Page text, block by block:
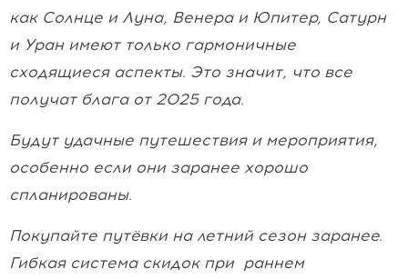
как Солнце и Луна, Венера и Юпитер, Сатурн
и Уран имеют только гармоничные
сходящиеся аспекты. Это значит, что все
получат блага от 2025 года.
Будут удачные путешествия и мероприятия,
особенно если они заранее хорошо
спланированы.
Покупайте путёвки на летний сезон заранее.
Гибкая система скидок при раннем